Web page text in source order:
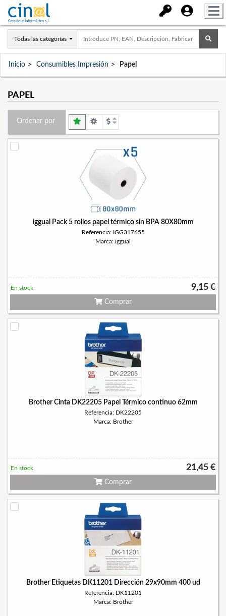
Todas las categorías
Inicio Consumibles Impresión Papel
PAPEL
Ordenar por
iggual Pack 5 rollos papel térmico sin BPA 80X80mm
Referencia: IGG317655
Marca: iggual
9,15 €
En stock
Comprar
Brother Cinta DK22205 Papel Térmico continuo 62mm
Referencia: DK22205
Marca: Brother
21,45 €
En stock
Comprar
Brother Etiquetas DK11201 Dirección 29x90mm 400 ud
Referencia: DK11201
Marca: Brother